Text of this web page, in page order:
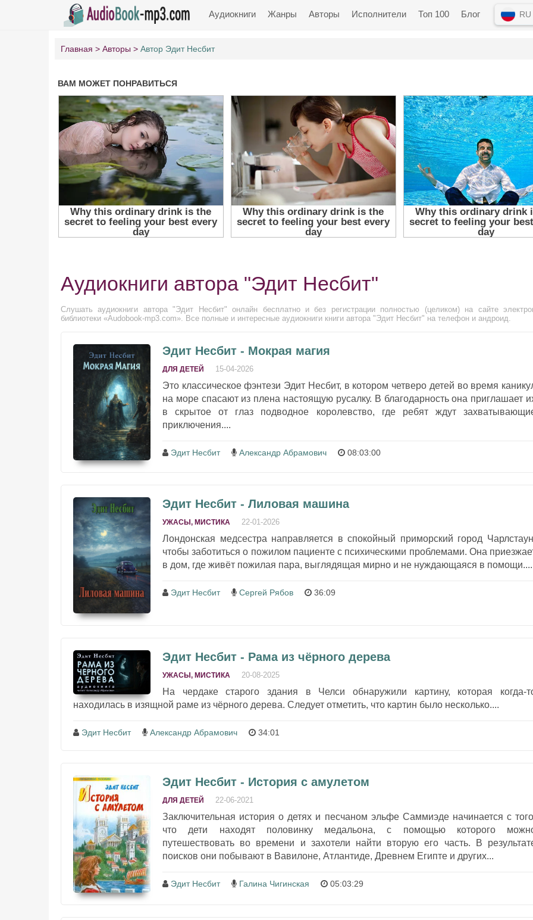
Аудиокниги Жанры Авторы Исполнители Топ 100 Блог RU
Главная Авторы Автор Эдит Несбит
Аудиокниги автора "Эдит Несбит"
Слушать аудиокниги автора "Эдит Несбит" онлайн бесплатно и без регистрации полностью (целиком) на сайте
библиотеки «Audobook-mp3.com». Все полные и интересные аудиокниги книги автора "Эдит Несбит" на телефон и андроид.
Эдит Несбит - Мокрая магия
ДЛЯ ДЕТЕЙ 15-04-2026
Это классическое фэнтези Эдит Несбит, в котором четверо детей во время
на море спасают из плена настоящую русалку. В благодарность она приглашает
в скрытое от глаз подводное королевство, где ребят ждут
приключения....
Эдит Несбит Александр Абрамович 08:03:00
Эдит Несбит - Лиловая машина
УЖАСЫ, МИСТИКА 22-01-2026
Лондонская медсестра направляется в спокойный приморский город
чтобы заботиться о пожилом пациенте с психическими проблемами. Она
в дом, где живёт пожилая пара, выглядящая мирно и не нуждающаяся в помощи....
Эдит Несбит Сергей Рябов 36:09
Эдит Несбит - Рама из чёрного дерева
УЖАСЫ, МИСТИКА 20-08-2025
На чердаке старого здания в Челси обнаружили картину, которая когда-
находилась в изящной раме из чёрного дерева. Следует отметить, что картин было несколько....
Эдит Несбит Александр Абрамович 34:01
Эдит Несбит - История с амулетом
ДЛЯ ДЕТЕЙ 22-06-2021
Заключительная история о детях и песчаном эльфе Саммиэде начинается с
что дети находят половинку медальона, с помощью которого
путешествовать во времени и захотели найти вторую его часть. В
поисков они побывают в Вавилоне, Атлантиде, Древнем Египте и других...
Эдит Несбит Галина Чигинская 05:03:29